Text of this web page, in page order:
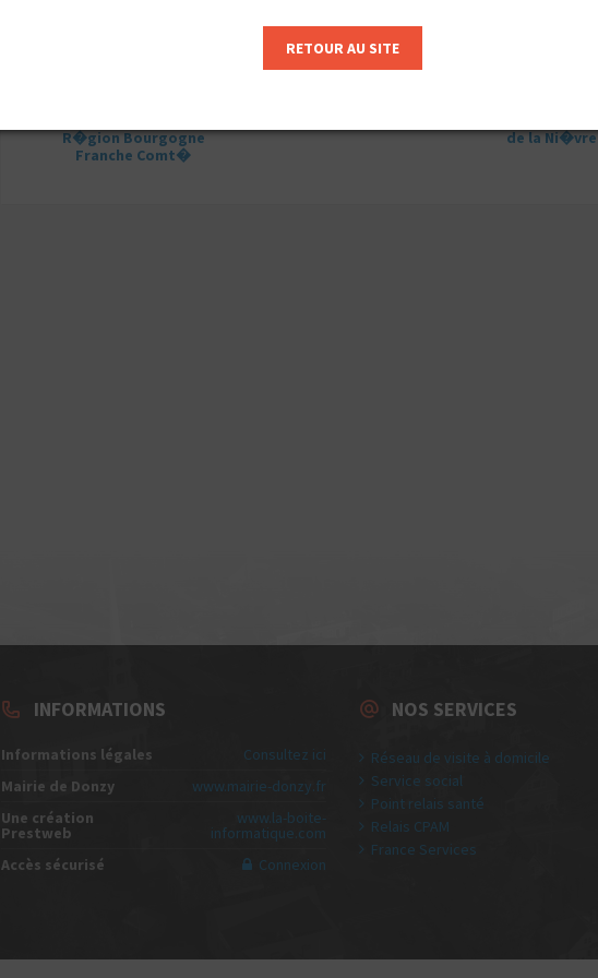
de la Ni�vre
R�gion Bourgogne
Franche Comt�
INFORMATIONS
Informations légales
Consultez ici
Mairie de Donzy
www.mairie-donzy.fr
Une création
Prestweb
www.la-boite-
informatique.com
Accès sécurisé
Connexion
NOS SERVICES
Réseau de visite à domicile
Service social
Point relais santé
Relais CPAM
France Services
RETOUR AU SITE